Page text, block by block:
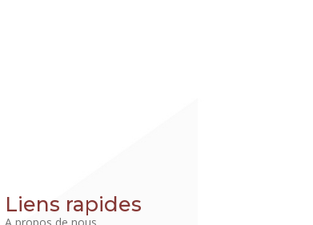
Liens rapides
A propos de nous